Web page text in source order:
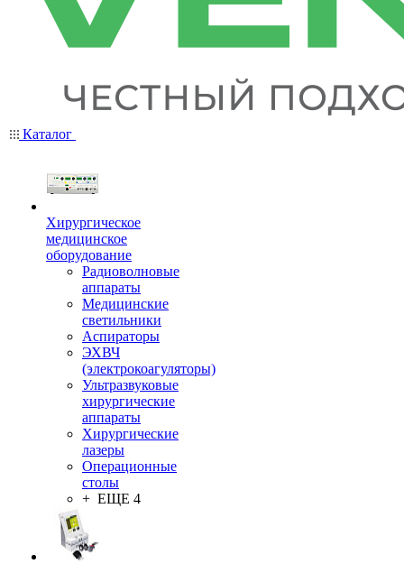
Каталог
Хирургическое
медицинское
оборудование
Радиоволновые
аппараты
Медицинские
светильники
Аспираторы
ЭХВЧ
(электрокоагуляторы)
Ультразвуковые
хирургические
аппараты
Хирургические
лазеры
Операционные
столы
+ ЕЩЕ 4